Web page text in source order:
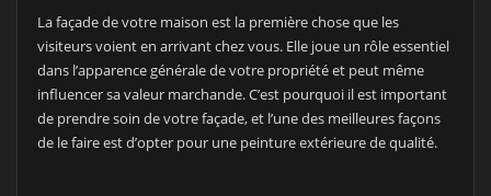
La façade de votre maison est la première chose que les
visiteurs voient en arrivant chez vous. Elle joue un rôle essentiel
dans l’apparence générale de votre propriété et peut même
influencer sa valeur marchande. C’est pourquoi il est important
de prendre soin de votre façade, et l’une des meilleures façons
de le faire est d’opter pour une peinture extérieure de qualité.